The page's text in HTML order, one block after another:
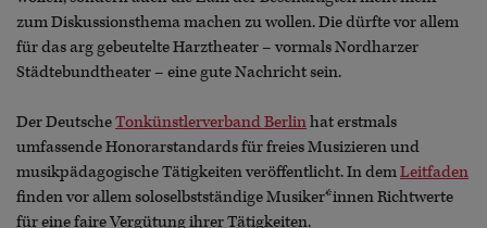
zum Diskussionsthema machen zu wollen. Die dürfte vor allem
für das arg gebeutelte Harztheater – vormals Nordharzer
Städtebundtheater – eine gute Nachricht sein.
Der DeutscheTonkünstlerverband Berlinhat erstmals
umfassende Honorarstandards für freies Musizieren und
musikpädagogische Tätigkeiten veröffentlicht. In demLeitfaden
finden vor allem soloselbstständige Musiker*innen Richtwerte
für eine faire Vergütung ihrer Tätigkeiten.